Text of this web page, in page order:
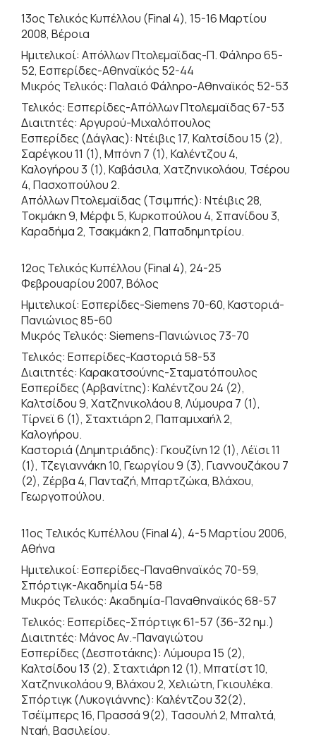
13ος Τελικός Κυπέλλου (Final 4), 15-16 Μαρτίου
2008, Βέροια
Ημιτελικοί: Απόλλων Πτολεμαϊδας-Π. Φάληρο 65-
52, Εσπερίδες-Αθηναϊκός 52-44
Μικρός Τελικός: Παλαιό Φάληρο-Αθηναϊκός 52-53
Τελικός: Εσπερίδες-Απόλλων Πτολεμαϊδας 67-53
Διαιτητές: Αργυρού-Μιχαλόπουλος
Εσπερίδες (Δάγλας): Ντέιβις 17, Καλτσίδου 15 (2),
Σαρέγκου 11 (1), Μπόνη 7 (1), Καλέντζου 4,
Καλογήρου 3 (1), Καβάσιλα, Χατζηνικολάου, Τσέρου
4, Πασχοπούλου 2.
Απόλλων Πτολεμαϊδας (Τσιμπής): Ντέιβις 28,
Τοκμάκη 9, Μέρφι 5, Κυρκοπούλου 4, Σπανίδου 3,
Καραδήμα 2, Τσακμάκη 2, Παπαδημητρίου.
12ος Τελικός Κυπέλλου (Final 4), 24-25
Φεβρουαρίου 2007, Βόλος
Ημιτελικοί: Εσπερίδες-Siemens 70-60, Καστοριά-
Πανιώνιος 85-60
Μικρός Τελικός: Siemens-Πανιώνιος 73-70
Τελικός: Εσπερίδες-Καστοριά 58-53
Διαιτητές: Καρακατσούνης-Σταματόπουλος
Εσπερίδες (Αρβανίτης): Καλέντζου 24 (2),
Καλτσίδου 9, Χατζηνικολάου 8, Λύμουρα 7 (1),
Τίρνεϊ 6 (1), Σταχτιάρη 2, Παπαμιχαήλ 2,
Καλογήρου.
Καστοριά (Δημητριάδης): Γκουζίνη 12 (1), Λέϊσι 11
(1), Τζεγιαννάκη 10, Γεωργίου 9 (3), Γιαννουζάκου 7
(2), Ζέρβα 4, Πανταζή, Μπαρτζώκα, Βλάχου,
Γεωργοπούλου.
11ος Τελικός Κυπέλλου (Final 4), 4-5 Μαρτίου 2006,
Αθήνα
Ημιτελικοί: Εσπερίδες-Παναθηναϊκός 70-59,
Σπόρτιγκ-Ακαδημία 54-58
Μικρός Τελικός: Ακαδημία-Παναθηναϊκός 68-57
Τελικός: Εσπερίδες-Σπόρτιγκ 61-57 (36-32 ημ.)
Διαιτητές: Μάνος Αν.-Παναγιώτου
Εσπερίδες (Δεσποτάκης): Λύμουρα 15 (2),
Καλτσίδου 13 (2), Σταχτιάρη 12 (1), Μπατίστ 10,
Χατζηνικολάου 9, Βλάχου 2, Χελιώτη, Γκιουλέκα.
Σπόρτιγκ (Λυκογιάννης): Καλέντζου 32(2),
Τσέϊμπερς 16, Πρασσά 9(2), Τασουλή 2, Μπαλτά,
Νταή, Βασιλείου.